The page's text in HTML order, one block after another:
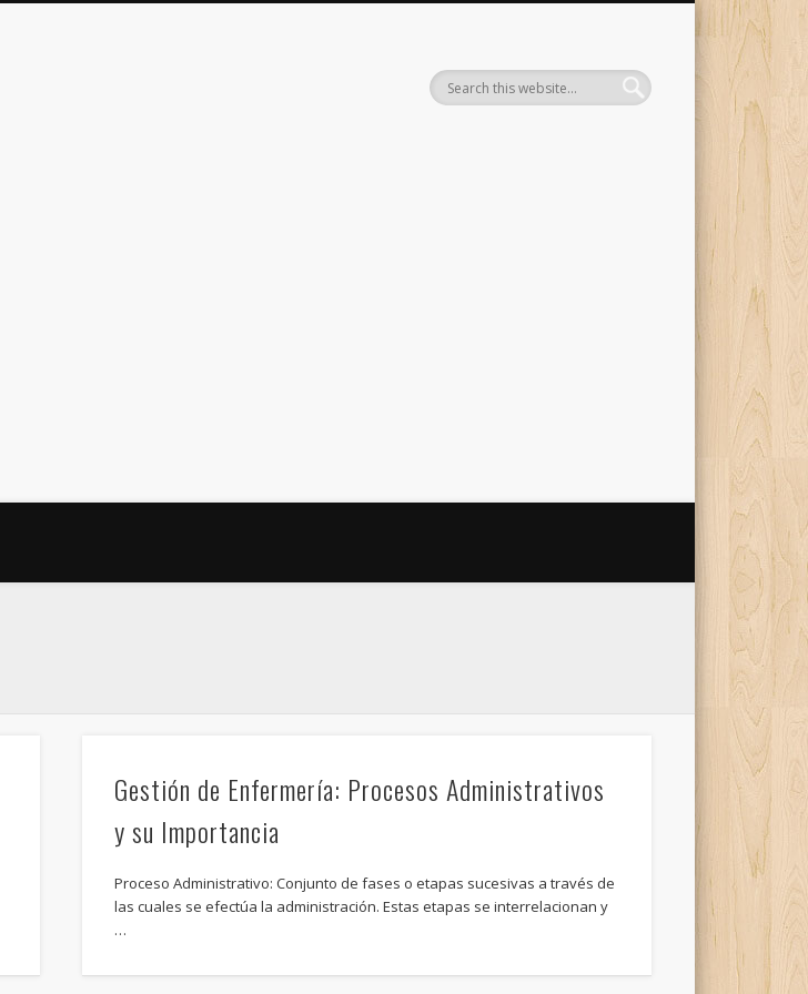
Gestión de Enfermería: Procesos Administrativos
y su Importancia
Proceso Administrativo: Conjunto de fases o etapas sucesivas a través de
las cuales se efectúa la administración. Estas etapas se interrelacionan y
…